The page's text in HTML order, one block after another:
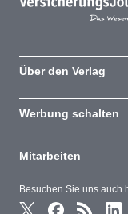
Besuchen Sie uns auch
Über den Verlag
Werbung schalten
Mitarbeiten